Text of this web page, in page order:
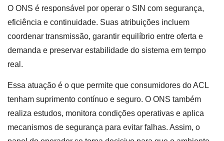
O ONS é responsável por operar o SIN com segurança,
eficiência e continuidade. Suas atribuições incluem
coordenar transmissão, garantir equilíbrio entre oferta e
demanda e preservar estabilidade do sistema em tempo
real.
Essa atuação é o que permite que consumidores do ACL
tenham suprimento contínuo e seguro. O ONS também
realiza estudos, monitora condições operativas e aplica
mecanismos de segurança para evitar falhas. Assim, o